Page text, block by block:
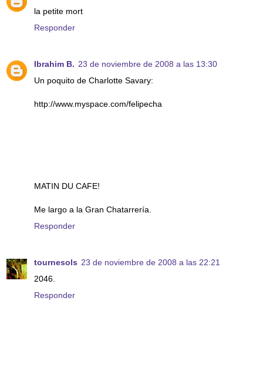
la petite mort
Responder
Ibrahim B. 23 de noviembre de 2008 a las 13:30
Un poquito de Charlotte Savary:
http://www.myspace.com/felipecha
MATIN DU CAFE!
Me largo a la Gran Chatarrería.
Responder
tournesols 23 de noviembre de 2008 a las 22:21
2046.
Responder